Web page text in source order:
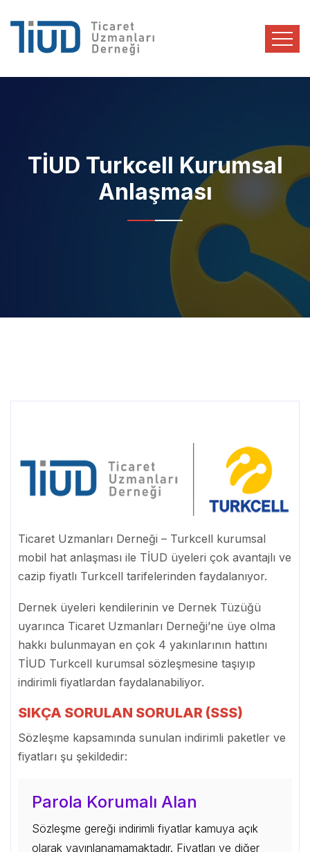
TİUD Turkcell Kurumsal
Anlaşması
Ticaret Uzmanları Derneği – Turkcell kurumsal
mobil hat anlaşması ile TİUD üyeleri çok avantajlı ve
cazip fiyatlı Turkcell tarifelerinden faydalanıyor.
Dernek üyeleri kendilerinin ve Dernek Tüzüğü
uyarınca Ticaret Uzmanları Derneği’ne üye olma
hakkı bulunmayan en çok 4 yakınlarının hattını
TİUD Turkcell kurumsal sözleşmesine taşıyıp
indirimli fiyatlardan faydalanabiliyor.
SIKÇA SORULAN SORULAR (SSS)
Sözleşme kapsamında sunulan indirimli paketler ve
fiyatları şu şekildedir:
Parola Korumalı Alan
Sözleşme gereği indirimli fiyatlar kamuya açık
olarak yayınlanamamaktadır. Fiyatları ve diğer